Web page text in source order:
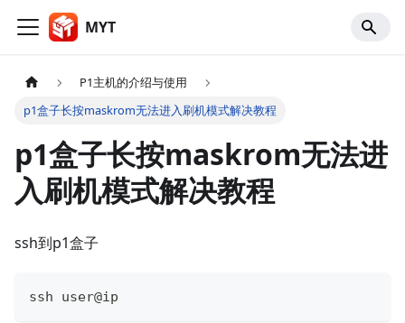
MYT
P1主机的介绍与使用
p1盒子长按maskrom无法进入刷机模式解决教程
p1盒子长按maskrom无法进
入刷机模式解决教程
ssh到p1盒子
ssh user@ip